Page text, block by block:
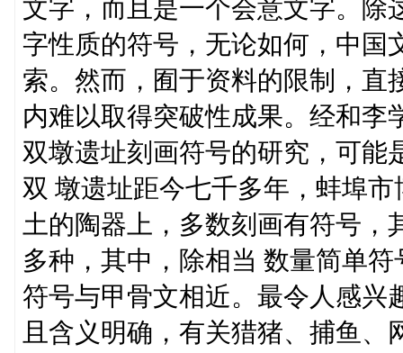
文字，而且是一个会意文字。除
字性质的符号，无论如何，中国
索。然而，囿于资料的限制，直
内难以取得突破性成果。经和李
双墩遗址刻画符号的研究，可能
双 墩遗址距今七千多年，蚌埠
土的陶器上，多数刻画有符号，
多种，其中，除相当 数量简单
符号与甲骨文相近。最令人感兴
且含义明确，有关猎猪、捕鱼